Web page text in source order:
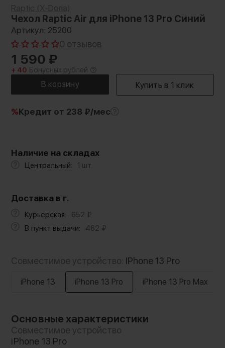
Чехол Raptic Air для iPhone 13 Pro Синий
Артикул: 25200
0 отзывов
1 590 ₽
+ 40 Бонусных рублей
%Кредит от 238 ₽/мес
Наличие на складах
Центральный: 1 шт.
Доставка в г.
Курьерская: 652 ₽
В пункт выдачи:
462 ₽
Совместимое устройство: IPhone 13 Pro
iPhone 13 iPhone 13 Pro iPhone 13 Pro Max
Основные характеристики
Совместимое устройство
iPhone 13 Pro